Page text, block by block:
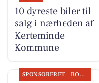
10 dyreste biler til
salg i nærheden af
Kerteminde
Kommune
SPONSORERET BOLIGMARKED